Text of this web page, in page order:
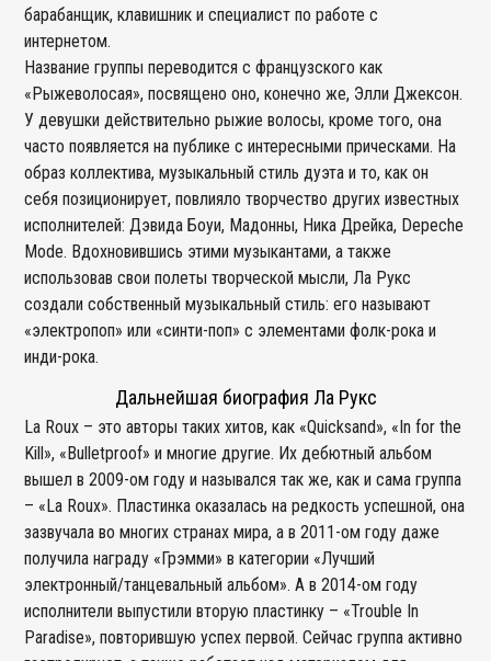
барабанщик, клавишник и специалист по работе с
интернетом.
Название группы переводится с французского как
«Рыжеволосая», посвящено оно, конечно же, Элли Джексон.
У девушки действительно рыжие волосы, кроме того, она
часто появляется на публике с интересными прическами. На
образ коллектива, музыкальный стиль дуэта и то, как он
себя позиционирует, повлияло творчество других известных
исполнителей: Дэвида Боуи, Мадонны, Ника Дрейка, Depeche
Mode. Вдохновившись этими музыкантами, а также
использовав свои полеты творческой мысли, Ла Рукс
создали собственный музыкальный стиль: его называют
«электропоп» или «синти-поп» с элементами фолк-рока и
инди-рока.
Дальнейшая биография Ла Рукс
La Roux – это авторы таких хитов, как «Quicksand», «In for the
Kill», «Bulletproof» и многие другие. Их дебютный альбом
вышел в 2009-ом году и назывался так же, как и сама группа
– «La Roux». Пластинка оказалась на редкость успешной, она
зазвучала во многих странах мира, а в 2011-ом году даже
получила награду «Грэмми» в категории «Лучший
электронный/танцевальный альбом». А в 2014-ом году
исполнители выпустили вторую пластинку – «Trouble In
Paradise», повторившую успех первой. Сейчас группа активно